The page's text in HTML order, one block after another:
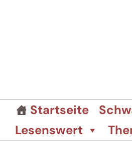
Startseite
Lesenswert